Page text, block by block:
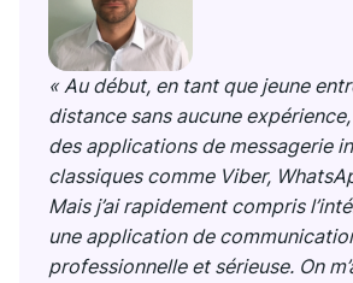
« Au début, en tant que jeune
distance sans aucune
des applications de messagerie
classiques comme Viber,
Mais j’ai rapidement compris
une application de
professionnelle et sérieuse. On